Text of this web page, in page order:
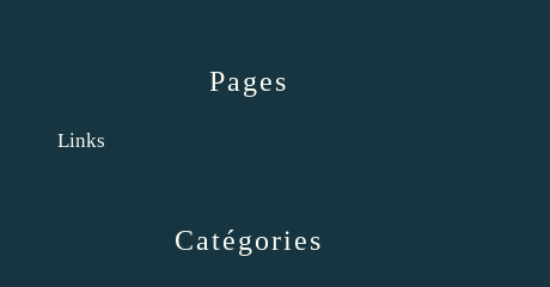
Catégories
Pages
Links